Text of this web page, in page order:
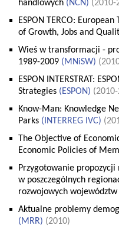
handlowych (NCN) (2010-
ESPON TERCO:
of Growth, Jobs and
Wieś w transformacji -
1989-2009 (MNiSW)
ESPON INTERSTRAT:
Strategies (ESPON)
Know-Man: Knowledge
Parks ( INTERREG IVC)
The Objective of
Economic Policies of
Przygotowanie propozycji
w poszczególnych
rozwojowych województw
Aktualne problemy
(MRR) (2010)